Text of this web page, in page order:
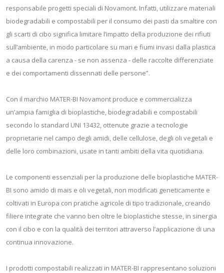
responsabile progetti speciali di Novamont. Infatti, utilizzare materiali
biodegradabili e compostabili per il consumo dei pasti da smaltire con
gli scarti di cibo significa limitare l’impatto della produzione dei rifiuti
sull’ambiente, in modo particolare su mari e fiumi invasi dalla plastica
a causa della carenza - se non assenza - delle raccolte differenziate
e dei comportamenti dissennati delle persone”.
Con il marchio MATER-BI Novamont produce e commercializza
un’ampia famiglia di bioplastiche, biodegradabili e compostabili
secondo lo standard UNI 13432, ottenute grazie a tecnologie
proprietarie nel campo degli amidi, delle cellulose, degli oli vegetali e
delle loro combinazioni, usate in tanti ambiti della vita quotidiana.
Le componenti essenziali per la produzione delle bioplastiche MATER-
BI sono amido di mais e oli vegetali, non modificati geneticamente e
coltivati in Europa con pratiche agricole di tipo tradizionale, creando
filiere integrate che vanno ben oltre le bioplastiche stesse, in sinergia
con il cibo e con la qualità dei territori attraverso l’applicazione di una
continua innovazione.
I prodotti compostabili realizzati in MATER-BI rappresentano soluzioni